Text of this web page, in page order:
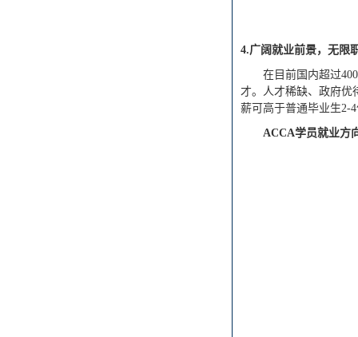
4.广阔就业前景，无限
在目前国内超过
才。人才稀缺、政府优
薪可高于普通毕业生2-
ACCA学员就业方